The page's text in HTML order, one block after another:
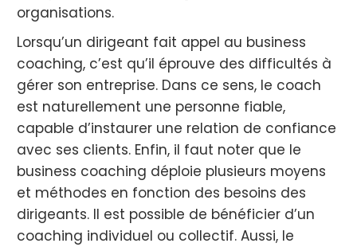
organisations.
Lorsqu’un dirigeant fait appel au business
coaching, c’est qu’il éprouve des difficultés à
gérer son entreprise. Dans ce sens, le coach
est naturellement une personne fiable,
capable d’instaurer une relation de confiance
avec ses clients. Enfin, il faut noter que le
business coaching déploie plusieurs moyens
et méthodes en fonction des besoins des
dirigeants. Il est possible de bénéficier d’un
coaching individuel ou collectif. Aussi, le